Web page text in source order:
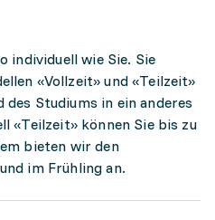
individuell wie Sie. Sie
«Vollzeit» und «Teilzeit»
des Studiums in ein anderes
«Teilzeit» können Sie bis zu
bieten wir den
im Frühling an.